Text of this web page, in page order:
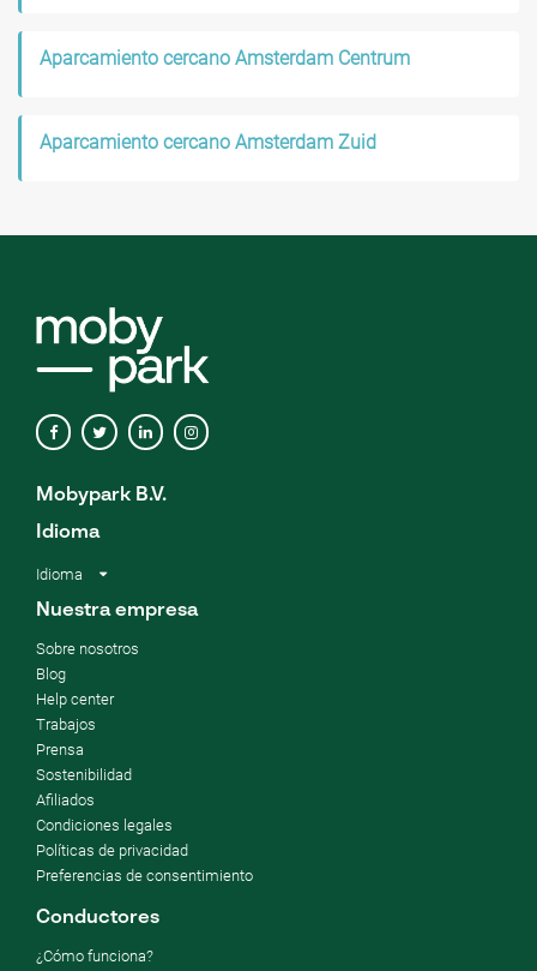
Aparcamiento cercano Amsterdam Centrum
Aparcamiento cercano Amsterdam Zuid
Mobypark B.V.
Idioma
Idioma
Nuestra empresa
Sobre nosotros
Blog
Help center
Trabajos
Prensa
Sostenibilidad
Afiliados
Condiciones legales
Políticas de privacidad
Preferencias de consentimiento
Conductores
¿Cómo funciona?